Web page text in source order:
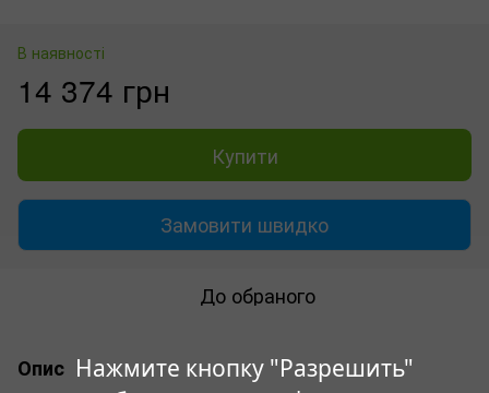
Нажмите кнопку "Разрешить"
В наявності
14 374 грн
Купити
Замовити швидко
До обраного
Опис